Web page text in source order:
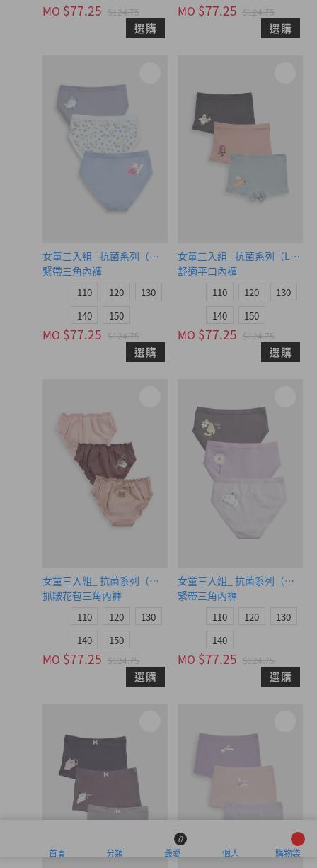
首頁 分類
0
最愛
個人 購物袋
MO $77.25 $124.75
選購
MO $77.25 $124.75
選購
女童三入組_ 抗菌系列（小可愛動物）
緊帶三角內褲
110 120
130
140
150
MO $77.25 $124.75
選購
女童三入組_ 抗菌系列（Let's
舒適平口內褲
110 120
130
140
150
MO $77.25 $124.75
選購
女童三入組_ 抗菌系列（午後時光）
抓皺花苞三角內褲
110 120
130
140
150
MO $77.25 $124.75
選購
女童三入組_ 抗菌系列（療癒
緊帶三角內褲
110 120
130
140
MO $77.25 $124.75
選購